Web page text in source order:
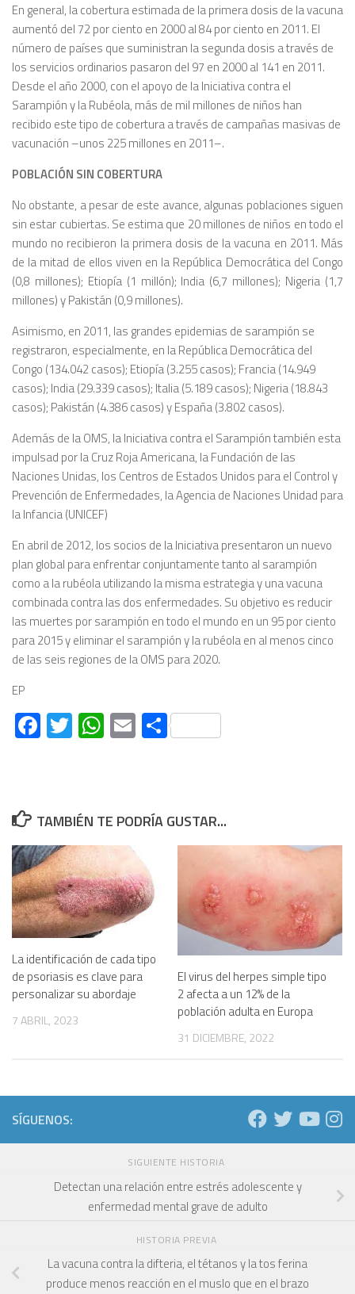
En general, la cobertura estimada de la primera dosis de la vacuna
aumentó del 72 por ciento en 2000 al 84 por ciento en 2011. El
número de países que suministran la segunda dosis a través de
los servicios ordinarios pasaron del 97 en 2000 al 141 en 2011.
Desde el año 2000, con el apoyo de la Iniciativa contra el
Sarampión y la Rubéola, más de mil millones de niños han
recibido este tipo de cobertura a través de campañas masivas de
vacunación –unos 225 millones en 2011–.
POBLACIÓN SIN COBERTURA
No obstante, a pesar de este avance, algunas poblaciones siguen
sin estar cubiertas. Se estima que 20 millones de niños en todo el
mundo no recibieron la primera dosis de la vacuna en 2011. Más
de la mitad de ellos viven en la República Democrática del Congo
(0,8 millones); Etiopía (1 millón); India (6,7 millones); Nigeria (1,7
millones) y Pakistán (0,9 millones).
Asimismo, en 2011, las grandes epidemias de sarampión se
registraron, especialmente, en la República Democrática del
Congo (134.042 casos); Etiopía (3.255 casos); Francia (14.949
casos); India (29.339 casos); Italia (5.189 casos); Nigeria (18.843
casos); Pakistán (4.386 casos) y España (3.802 casos).
Además de la OMS, la Iniciativa contra el Sarampión también esta
impulsad por la Cruz Roja Americana, la Fundación de las
Naciones Unidas, los Centros de Estados Unidos para el Control y
Prevención de Enfermedades, la Agencia de Naciones Unidad para
la Infancia (UNICEF)
En abril de 2012, los socios de la Iniciativa presentaron un nuevo
plan global para enfrentar conjuntamente tanto al sarampión
como a la rubéola utilizando la misma estrategia y una vacuna
combinada contra las dos enfermedades. Su objetivo es reducir
las muertes por sarampión en todo el mundo en un 95 por ciento
para 2015 y eliminar el sarampión y la rubéola en al menos cinco
de las seis regiones de la OMS para 2020.
EP
Facebook
Twitter
WhatsApp
EmailCompartir
TAMBIÉN TE PODRÍA GUSTAR...
La identificación de cada tipo
de psoriasis es clave para
personalizar su abordaje
7 ABRIL, 2023
El virus del herpes simple tipo
2 afecta a un 12% de la
población adulta en Europa
31 DICIEMBRE, 2022
SÍGUENOS:
SIGUIENTE HISTORIA
Detectan una relación entre estrés adolescente y
enfermedad mental grave de adulto
HISTORIA PREVIA
La vacuna contra la difteria, el tétanos y la tos ferina
produce menos reacción en el muslo que en el brazo